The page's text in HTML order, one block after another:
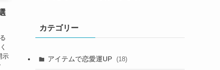
示
カテゴリー
アイテムで恋愛運UP (18)